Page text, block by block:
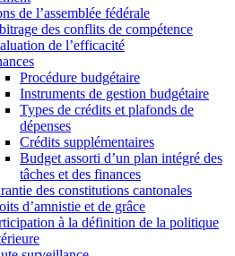
de l’assemblée fédérale
des conflits de compétence
de l’efficacité
Procédure budgétaire
Instruments de gestion budgétaire
Types de crédits et plafonds de
dépenses
Crédits supplémentaires
Budget assorti d’un plan intégré des
tâches et des finances
des constitutions cantonales
d’amnistie et de grâce
à la définition de la politique